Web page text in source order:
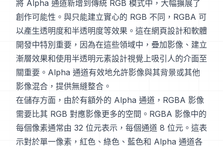
將 Alpha 通道新增到傳統 RGB 模式中，大幅擴展了
創作可能性。與只能建立實心的 RGB 不同，RGBA 可
以產生透明度和半透明度等效果。這在網頁設計和軟體
開發中特別重要，因為在這些領域中，疊加影像、建立
漸層效果和使用半透明元素設計視覺上吸引人的介面至
關重要。Alpha 通道有效地允許影像與其背景或其他
影像混合，提供無縫整合。
在儲存方面，由於有額外的 Alpha 通道，RGBA 影像
需要比其 RGB 對應影像更多的空間。RGBA 影像中的
每個像素通常由 32 位元表示，每個通道 8 位元。這表
示對於單一像素，紅色、綠色、藍色和 Alpha 通道各